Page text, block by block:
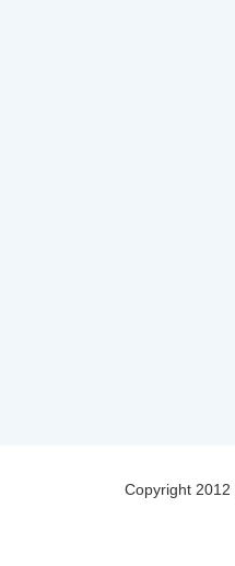
Copyright 2012